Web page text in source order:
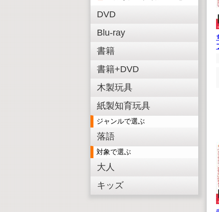
DVD
Blu-ray
書籍
書籍+DVD
木製玩具
紙製知育玩具
ジャンルで選ぶ
落語
対象で選ぶ
大人
キッズ